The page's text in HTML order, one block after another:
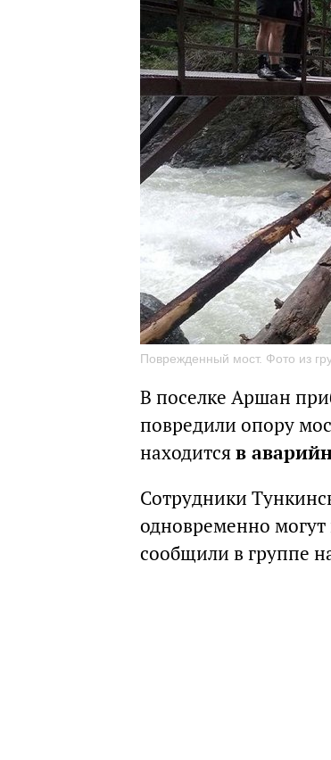
Поврежденный мост. Фото из
В пoceлкe Apшaн
повредили опору
находитсяв
Сотрудники
одновременно могут
сообщили в группе